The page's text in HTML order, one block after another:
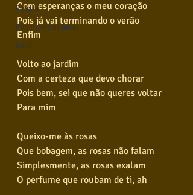
Poesia
Pop Internacional
Rock
Com esperanças o meu coração
Pois já vai terminando o verão
Enfim
Volto ao jardim
Com a certeza que devo chorar
Pois bem, sei que não queres voltar
Para mim
Queixo-me às rosas
Que bobagem, as rosas não falam
Simplesmente, as rosas exalam
O perfume que roubam de ti, ah